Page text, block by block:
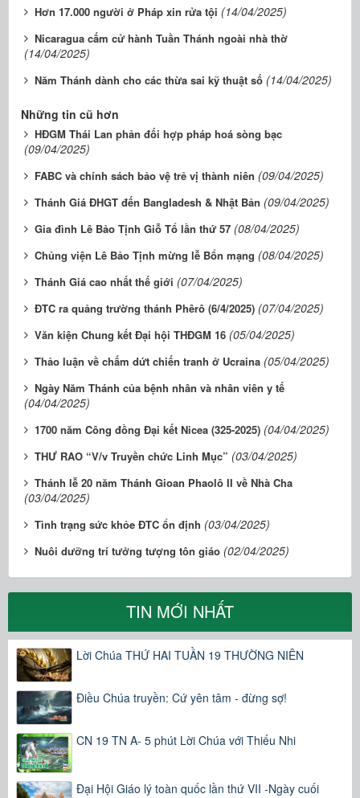
Hơn 17.000 người ở Pháp xin rửa tội (14/04/2025)
Nicaragua cấm cử hành Tuần Thánh ngoài nhà thờ
(14/04/2025)
Năm Thánh dành cho các thừa sai kỹ thuật số (14/04/2025)
Những tin cũ hơn
HĐGM Thái Lan phản đối hợp pháp hoá sòng bạc
(09/04/2025)
FABC và chính sách bảo vệ trẻ vị thành niên (09/04/2025)
Thánh Giá ĐHGT đến Bangladesh & Nhật Bản (09/04/2025)
Gia đình Lê Bảo Tịnh Giỗ Tổ lần thứ 57 (08/04/2025)
Chủng viện Lê Bảo Tịnh mừng lễ Bổn mạng (08/04/2025)
Thánh Giá cao nhất thế giới (07/04/2025)
ĐTC ra quảng trường thánh Phêrô (6/4/2025) (07/04/2025)
Văn kiện Chung kết Đại hội THĐGM 16 (05/04/2025)
Thảo luận về chấm dứt chiến tranh ở Ucraina (05/04/2025)
Ngày Năm Thánh của bệnh nhân và nhân viên y tế
(04/04/2025)
1700 năm Công đồng Đại kết Nicea (325-2025) (04/04/2025)
THƯ RAO “V/v Truyền chức Linh Mục” (03/04/2025)
Thánh lễ 20 năm Thánh Gioan Phaolô II về Nhà Cha
(03/04/2025)
Tình trạng sức khỏe ĐTC ổn định (03/04/2025)
Nuôi dưỡng trí tưởng tượng tôn giáo (02/04/2025)
TIN MỚI NHẤT
Lời Chúa THỨ HAI TUẦN 19 THƯỜNG NIÊN
Điều Chúa truyền: Cứ yên tâm - đừng sợ!
CN 19 TN A- 5 phút Lời Chúa với Thiếu Nhi
Đại Hội Giáo lý toàn quốc lần thứ VII -Ngày cuối